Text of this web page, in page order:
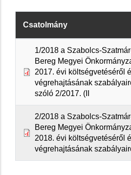
Csatolmány
1/2018 a Szabolcs-
Bereg Megyei
2017. évi költségvetéséről
végrehajtásának
szóló 2/2017. (II
2/2018 a Szabolcs-
Bereg Megyei
2018. évi költségvetéséről
végrehajtásának